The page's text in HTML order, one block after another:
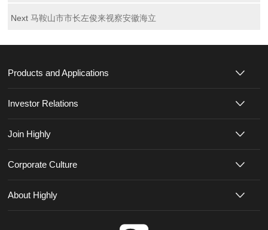
Next 马鞍山市市长左俊来视察安徽海立
Products and Applications
Investor Relations
Join Highly
Corporate Culture
About Highly